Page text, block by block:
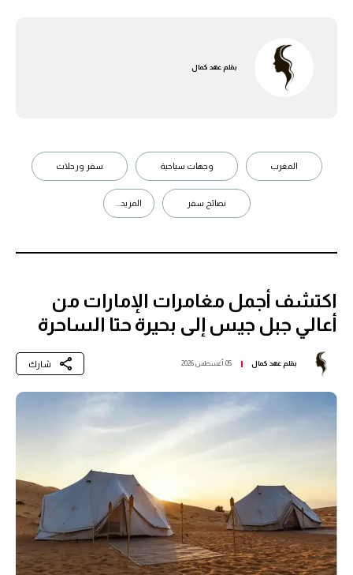
بقلمعهد كمال
المغرب وجهات سياحية سفر ورحلات
نصائح سفر المزيد...
اكتشف أجمل مغامرات الإمارات من
أعالي جبل جيس إلى بحيرة حتا الساحرة
بقلمعهد كمال 05 أغسطس 2026 شارك